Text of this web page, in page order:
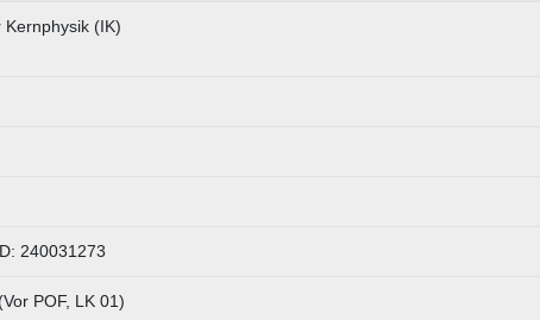
Kernphysik (IK)
240031273
POF, LK 01)